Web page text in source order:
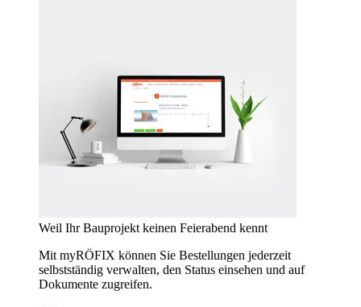
Weil Ihr Bauprojekt keinen Feierabend kennt
Mit myRÖFIX können Sie Bestellungen jederzeit
selbstständig verwalten, den Status einsehen und auf
Dokumente zugreifen.